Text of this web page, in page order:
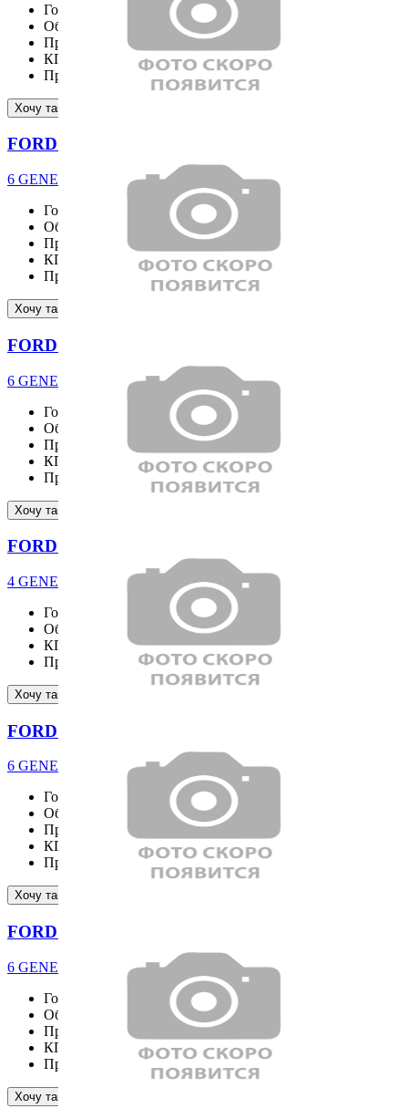
Год выпуска
Объём двигателя
2261 см³
Привод
КПП
Пробег
Хочу такой же
FORD EXPLORER
6 GENERATION ST-Line 2.3 4WD
Год выпуска
Объём двигателя
2261 см³
Привод
КПП
Пробег
Хочу такой же
FORD EXPLORER
6 GENERATION ST-Line 2.3 4WD
Год выпуска
Объём двигателя
2261 см³
Привод
КПП
Пробег
Хочу такой же
FORD RANGER
4 GENERATION 2.0 Wildtrak
Год выпуска
Объём двигателя
1996 см³
КПП
Пробег
Хочу такой же
FORD EXPLORER
6 GENERATION ST-Line 2.3 4WD
Год выпуска
Объём двигателя
2261 см³
Привод
КПП
Пробег
Хочу такой же
FORD EXPLORER
6 GENERATION ST-Line 2.3 4WD
Год выпуска
Объём двигателя
2261 см³
Привод
КПП
Пробег
Хочу такой же